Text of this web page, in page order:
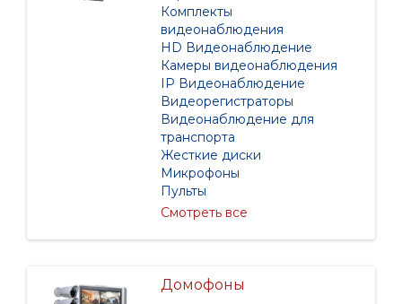
Комплекты
видеонаблюдения
HD Видеонаблюдение
Камеры видеонаблюдения
IP Видеонаблюдение
Видеорегистраторы
Видеонаблюдение для
транспорта
Жесткие диски
Микрофоны
Пульты
Смотреть все
Домофоны